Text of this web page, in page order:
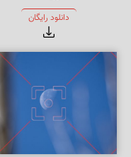
که تو انگشت نمایی و خلایق
نگرانت
دانلود رایگان